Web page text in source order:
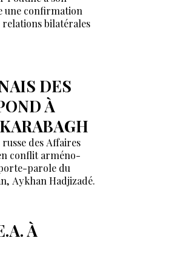
une confirmation
relations bilatérales
DES
À
des Affaires
conflit arméno-
parole du
Aykhan Hadjizadé.
À